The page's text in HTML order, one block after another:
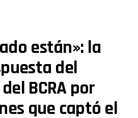
están»: la
del
BCRA por
que captó el